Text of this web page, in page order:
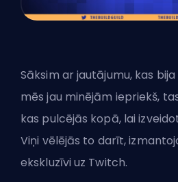
Sāksim ar jautājumu, kas bija
mēs jau minējām iepriekš,
kas pulcējās kopā, lai
Viņi vēlējās to darīt,
ekskluzīvi uz Twitch.